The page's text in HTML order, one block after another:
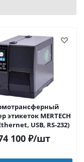
этикеток MERTECH
USB, RS-232)
100 ₽/шт